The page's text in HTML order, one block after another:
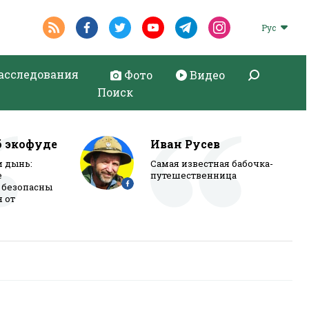
Рус
Фото
Видео
Поиск
экофуде
дынь:
от
Иван Русев
Самая известная бабочка-
путешественница